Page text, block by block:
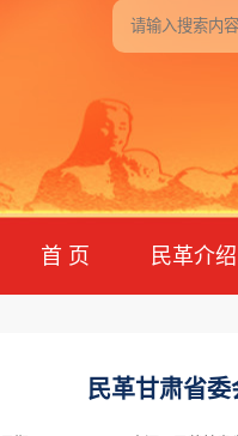
首 页 民革介绍
民革甘肃省